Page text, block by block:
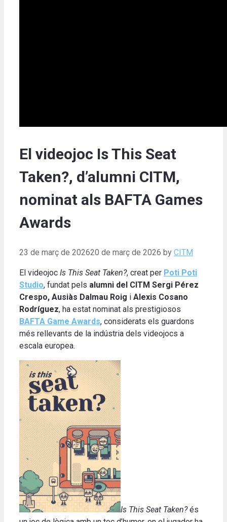
El videojoc Is This Seat
Taken?, d’alumni CITM,
nominat als BAFTA Games
Awards
23 de març de 202620 de març de 2026 by CITM
El videojoc Is This Seat Taken?, creat per Poti Poti
Studio, fundat pels alumni del CITM Sergi Pérez
Crespo, Ausiàs Dalmau Roig i Alexis Cosano
Rodríguez, ha estat nominat als prestigiosos
BAFTA Game Awards, considerats els guardons
més rellevants de la indústria dels videojocs a
escala europea.
Is This Seat Taken?és